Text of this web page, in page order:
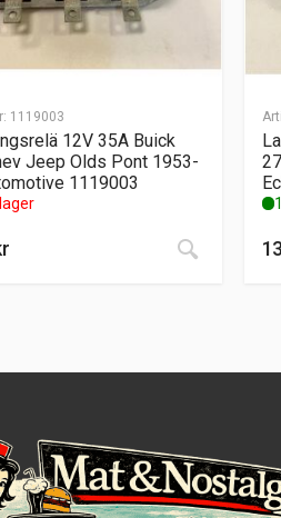
1119003
12V 35A Buick
Jeep Olds Pont 1953-
1119003